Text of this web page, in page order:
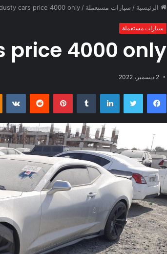
الرئيسية / سيارات مستعملة /
cars price 4000 only
سيارات مستعملة
price 4000 only
2 ديسمبر، 2022
فيسبوك لينكدإن بينتيريست